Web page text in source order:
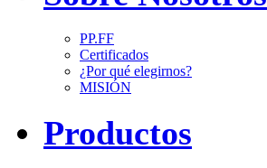
PP.FF
Certificados
¿Por qué elegirnos?
MISIÓN
Productos